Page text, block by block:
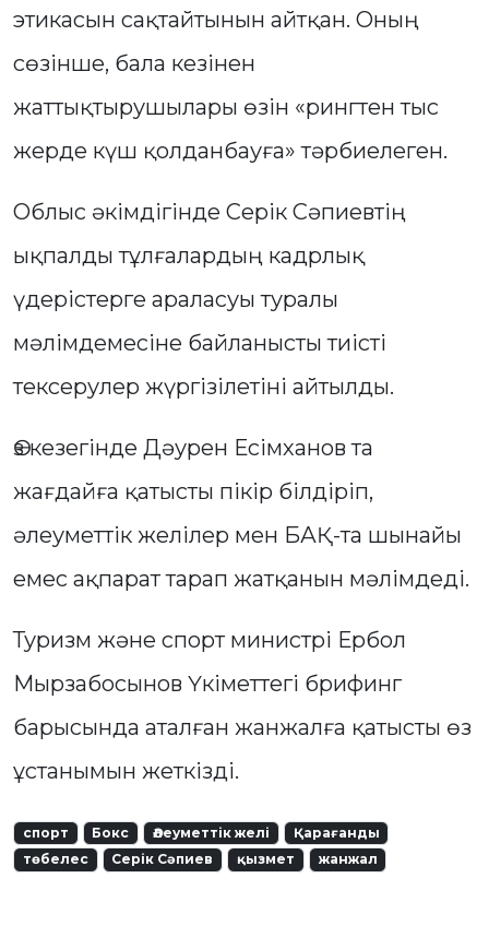
этикасын сақтайтынын айтқан. Оның
сөзінше, бала кезінен
жаттықтырушылары өзін «рингтен тыс
жерде күш қолданбауға» тәрбиелеген.
Облыс әкімдігінде Серік Сәпиевтің
ықпалды тұлғалардың кадрлық
үдерістерге араласуы туралы
мәлімдемесіне байланысты тиісті
тексерулер жүргізілетіні айтылды.
Өз кезегінде Дәурен Есімханов та
жағдайға қатысты пікір білдіріп,
әлеуметтік желілер мен БАҚ-та шынайы
емес ақпарат тарап жатқанын мәлімдеді.
Туризм және спорт министрі Ербол
Мырзабосынов Үкіметтегі брифинг
барысында аталған жанжалға қатысты өз
ұстанымын жеткізді.
спорт Бокс Әлеуметтік желі
Қарағанды
төбелес
Серік Сәпиев қызмет жанжал